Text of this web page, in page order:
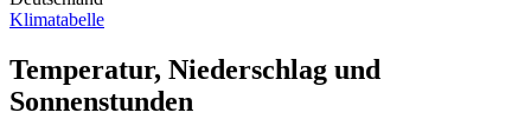
Klimatabelle
Temperatur, Niederschlag und
Sonnenstunden